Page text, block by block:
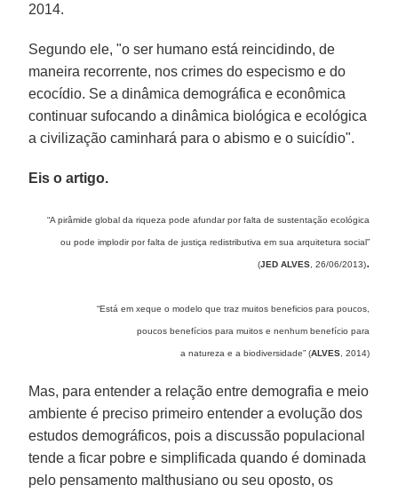
2014.
Segundo ele, "o ser humano está reincidindo, de
maneira recorrente, nos crimes do especismo e do
ecocídio. Se a dinâmica demográfica e econômica
continuar sufocando a dinâmica biológica e ecológica
a civilização caminhará para o abismo e o suicídio".
Eis o artigo.
“A pirâmide global da riqueza pode afundar por falta de sustentação ecológica
ou pode implodir por falta de justiça redistributiva em sua arquitetura social”
(JED ALVES, 26/06/2013).
“Está em xeque o modelo que traz muitos beneficios para poucos,
poucos benefícios para muitos e nenhum benefício para
a natureza e a biodiversidade” (ALVES, 2014)
Mas, para entender a relação entre demografia e meio
ambiente é preciso primeiro entender a evolução dos
estudos demográficos, pois a discussão populacional
tende a ficar pobre e simplificada quando é dominada
pelo pensamento malthusiano ou seu oposto, os